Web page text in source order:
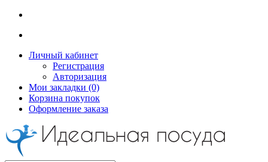
Личный кабинет
Регистрация
Авторизация
Мои закладки (0)
Корзина покупок
Оформление заказа